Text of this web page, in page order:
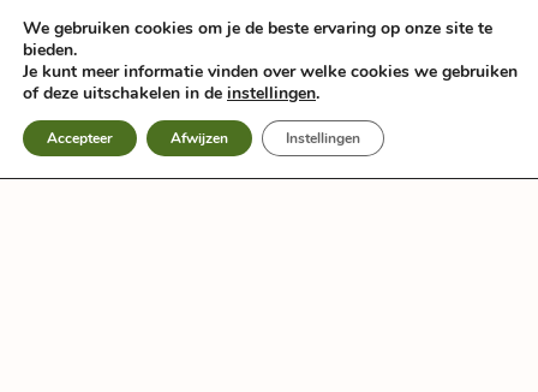
Inhalt
springen
We gebruiken cookies om je de beste ervaring op onze site te
bieden.
Je kunt meer informatie vinden over welke cookies we gebruiken
of deze uitschakelen in de instellingen.
Accepteer Afwijzen Instellingen